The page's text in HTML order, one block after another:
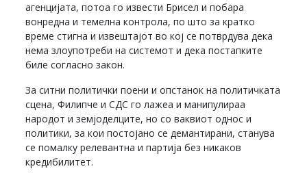
агенцијата, потоа го извести Брисел и побара
вонредна и темелна контрола, по што за кратко
време стигна и извештајот во кој се потврдува дека
нема злоупотреби на системот и дека постапките
биле согласно закон.
За ситни политички поени и опстанок на политичката
сцена, Филипче и СДС го лажеа и манипулираа
народот и земјоделците, но со ваквиот однос и
политики, за кои постојано се демантирани, станува
се помалку релевантна и партија без никаков
кредибилитет.